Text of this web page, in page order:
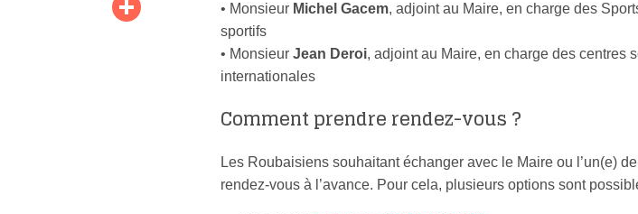
• Monsieur Michel Gacem, adjoint au Maire, en charge des
sportifs
• Monsieur Jean Deroi, adjoint au Maire, en charge des centres
internationales
Comment prendre rendez-vous ?
Les Roubaisiens souhaitant échanger avec le Maire ou l’un(e)
rendez-vous à l’avance. Pour cela, plusieurs options sont